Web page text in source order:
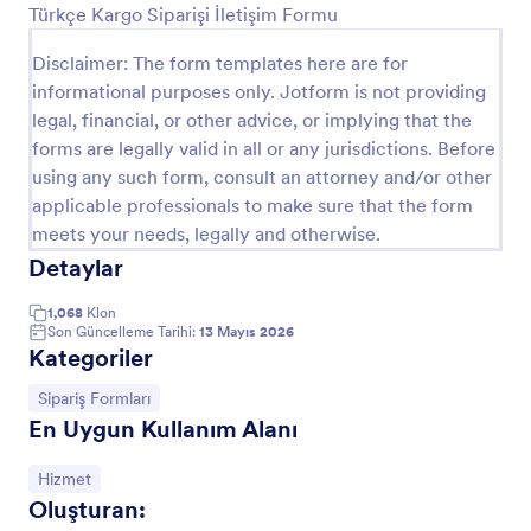
Türkçe Kargo Siparişi İletişim Formu
Disclaimer: The form templates here are for
informational purposes only. Jotform is not providing
legal, financial, or other advice, or implying that the
forms are legally valid in all or any jurisdictions. Before
using any such form, consult an attorney and/or other
applicable professionals to make sure that the form
meets your needs, legally and otherwise.
Detaylar
1,068 Klon
Son Güncelleme Tarihi: 13 Mayıs 2026
Kategoriler
Kategoriye git:
Sipariş Formları
En Uygun Kullanım Alanı
Kategoriye git:
Hizmet
Oluşturan:
formu ile müşteri memnuniyetinizin ve servis
veriminizin artışını göreceksiniz!
Önizleme